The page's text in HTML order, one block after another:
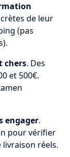
de leur
(pas
chers. Des
et 500€.
engager.
pour vérifier
livraison réels.